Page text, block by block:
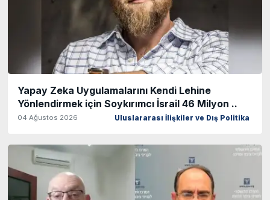
Yapay Zeka Uygulamalarını Kendi Lehine
Yönlendirmek için Soykırımcı İsrail 46 Milyon ..
04 Ağustos 2026 Uluslararası İlişkiler ve Dış Politika